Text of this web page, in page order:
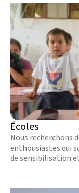
Écoles
Nous recherchons
enthousiastes qui
de sensibilisation